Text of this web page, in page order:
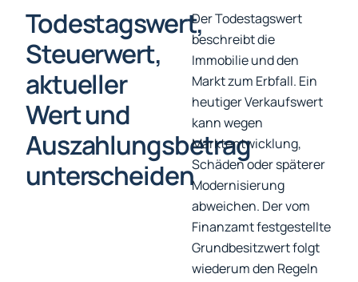
Todestagswert,
Steuerwert,
aktueller
Wert und
Auszahlungsbetrag
unterscheiden
Der Todestagswert
beschreibt die
Immobilie und den
Markt zum Erbfall. Ein
heutiger Verkaufswert
kann wegen
Marktentwicklung,
Schäden oder späterer
Modernisierung
abweichen. Der vom
Finanzamt festgestellte
Grundbesitzwert folgt
wiederum den Regeln